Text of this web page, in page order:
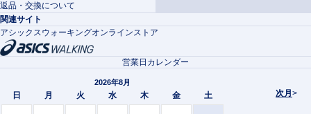
返品・交換について
関連サイト
アシックスウォーキングオンラインストア
次月 >
営業日カレンダー
2026年8月
日 月 火 水 木 金 土